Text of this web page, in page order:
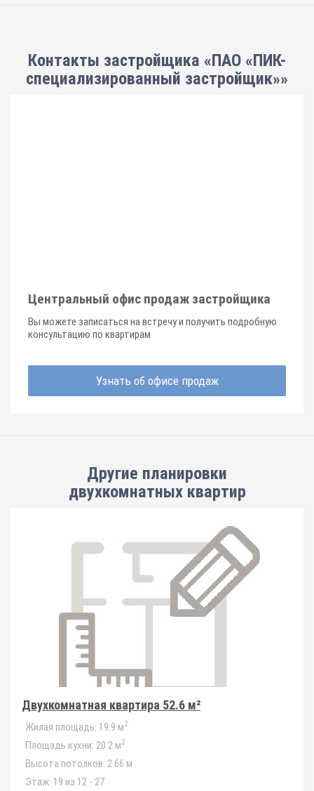
Контакты застройщика «ПАО «ПИК-
специализированный застройщик»»
Центральный офис продаж застройщика
Вы можете записаться на встречу и получить подробную
консультацию по квартирам
Узнать об офисе продаж
Другие планировки
двухкомнатных квартир
Двухкомнатная квартира 52.6 м²
Жилая площадь: 19.9 м2
Площадь кухни: 20.2 м2
Высота потолков: 2.66 м
Этаж: 19 из 12 - 27